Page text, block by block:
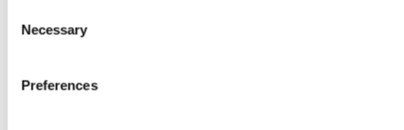
Selection
Necessary
Preferences